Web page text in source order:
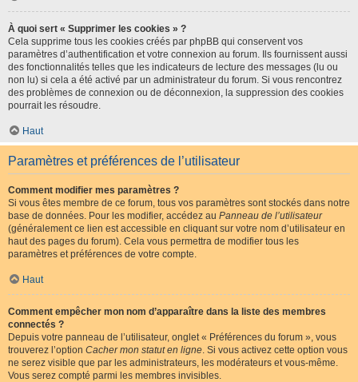
À quoi sert « Supprimer les cookies » ?
Cela supprime tous les cookies créés par phpBB qui conservent vos
paramètres d’authentification et votre connexion au forum. Ils fournissent aussi
des fonctionnalités telles que les indicateurs de lecture des messages (lu ou
non lu) si cela a été activé par un administrateur du forum. Si vous rencontrez
des problèmes de connexion ou de déconnexion, la suppression des cookies
pourrait les résoudre.
Haut
Paramètres et préférences de l’utilisateur
Comment modifier mes paramètres ?
Si vous êtes membre de ce forum, tous vos paramètres sont stockés dans notre
base de données. Pour les modifier, accédez au Panneau de l’utilisateur
(généralement ce lien est accessible en cliquant sur votre nom d’utilisateur en
haut des pages du forum). Cela vous permettra de modifier tous les
paramètres et préférences de votre compte.
Haut
Comment empêcher mon nom d’apparaître dans la liste des membres
connectés ?
Depuis votre panneau de l’utilisateur, onglet « Préférences du forum », vous
trouverez l’option Cacher mon statut en ligne. Si vous activez cette option vous
ne serez visible que par les administrateurs, les modérateurs et vous-même.
Vous serez compté parmi les membres invisibles.